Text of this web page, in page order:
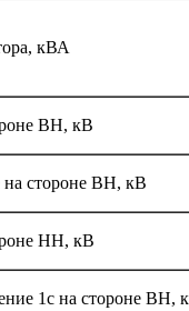
кВА
ВН, кВ
на стороне ВН, кВ
НН, кВ
1с на стороне ВН,